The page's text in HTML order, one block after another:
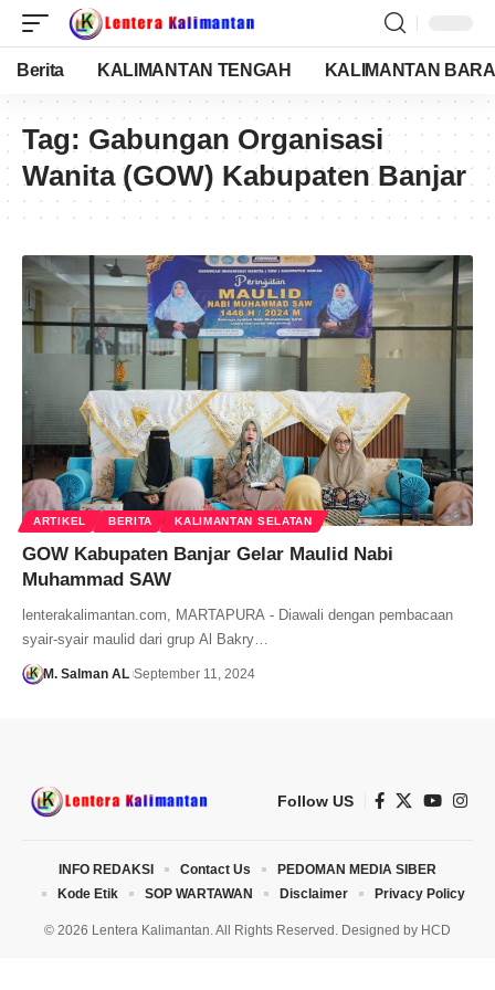
Berita KALIMANTAN TENGAH KALIMANTAN
Tag: Gabungan Organisasi
Wanita (GOW) Kabupaten Banjar
ARTIKEL BERITA KALIMANTAN SELATAN
GOW Kabupaten Banjar Gelar Maulid Nabi
Muhammad SAW
lenterakalimantan.com, MARTAPURA - Diawali dengan pembacaan
syair-syair maulid dari grup Al Bakry…
M. Salman AL September 11, 2024
Follow US
© 2026 Lentera Kalimantan. All Rights Reserved. Designed by HCD
INFO REDAKSI Contact Us
PEDOMAN MEDIA SIBER
Kode Etik
SOP WARTAWAN Disclaimer Privacy Policy